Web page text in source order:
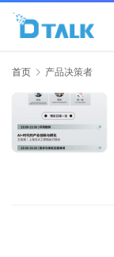
首页 产品决策者